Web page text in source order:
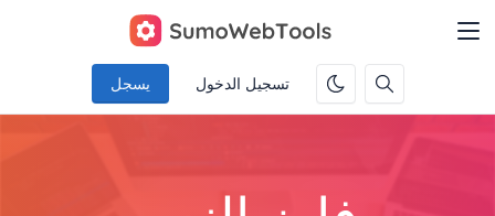
تسجيل الدخول يسجل